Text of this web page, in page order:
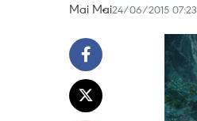
Mai Mai24/06/2015 07:23